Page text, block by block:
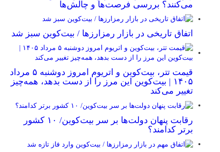
می‌کنند؟ بررسی فرصت‌ها و چالش‌ها
اتفاق تاریخی در بازار رمزارزها / بیت‌کوین سبز شد
قیمت تتر، بیت‌کوین و اتریوم امروز دوشنبه ۵ مرداد
۱۴۰۵ | بیت‌کوین این مرز را از دست بدهد، همه‌چیز
تغییر می‌کند
رقابت پنهان دولت‌ها بر سر بیت‌کوین/ ۱۰ کشور
برتر کدامند؟